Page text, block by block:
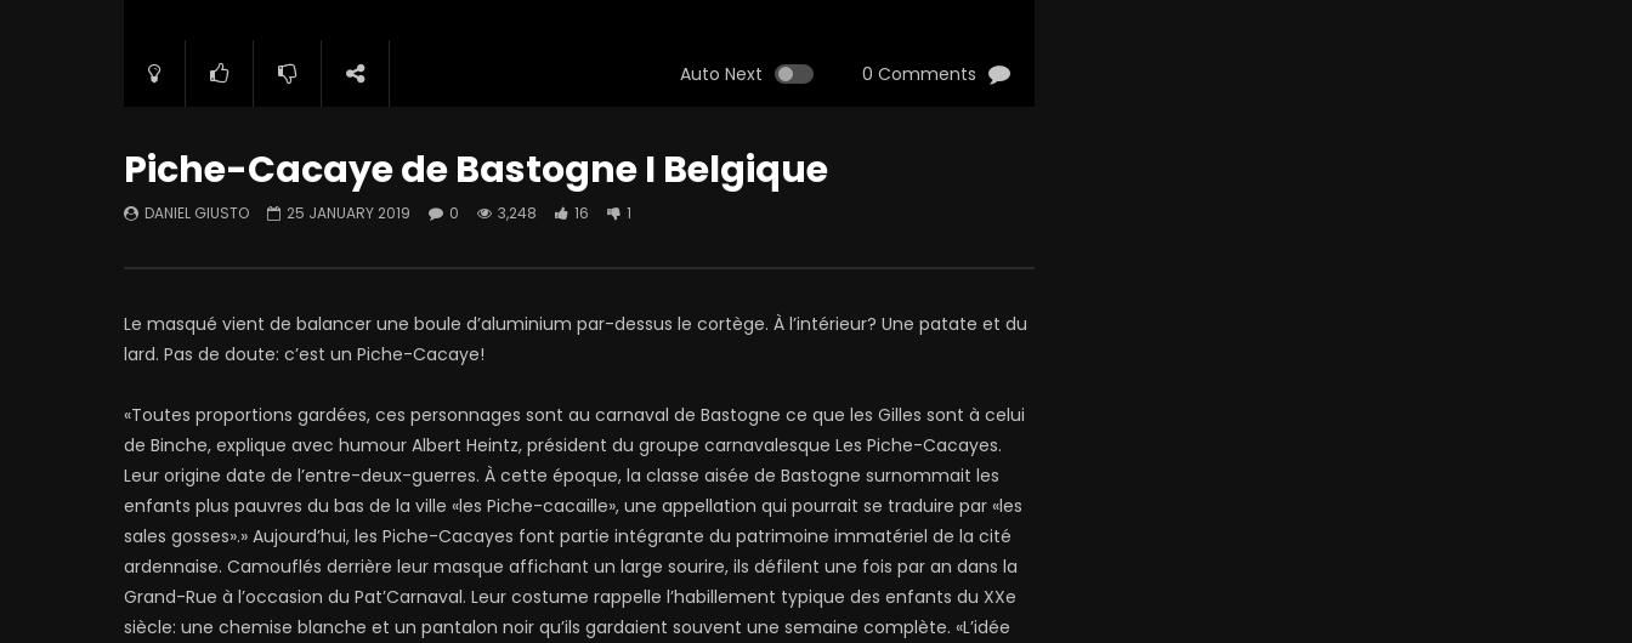
Auto Next 0 Comments
Piche-Cacaye de Bastogne I Belgique
DANIEL GIUSTO 25 JANUARY 2019 0 3,248 16 1
Le masqué vient de balancer une boule d’aluminium par-dessus le cortège. À l’intérieur? Une patate et du
lard. Pas de doute: c’est un Piche-Cacaye!
«Toutes proportions gardées, ces personnages sont au carnaval de Bastogne ce que les Gilles sont à celui
de Binche, explique avec humour Albert Heintz, président du groupe carnavalesque Les Piche-Cacayes.
Leur origine date de l’entre-deux-guerres. À cette époque, la classe aisée de Bastogne surnommait les
enfants plus pauvres du bas de la ville «les Piche-cacaille», une appellation qui pourrait se traduire par «les
sales gosses».» Aujourd’hui, les Piche-Cacayes font partie intégrante du patrimoine immatériel de la cité
ardennaise. Camouflés derrière leur masque affichant un large sourire, ils défilent une fois par an dans la
Grand-Rue à l’occasion du Pat’Carnaval. Leur costume rappelle l’habillement typique des enfants du XXe
siècle: une chemise blanche et un pantalon noir qu’ils gardaient souvent une semaine complète. «L’idée